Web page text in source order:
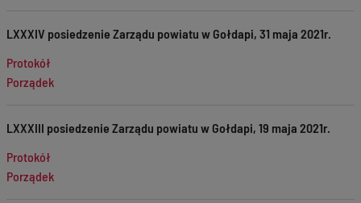
LXXXIV posiedzenie Zarządu powiatu w Gołdapi, 31 maja 2021r.
Protokół
Porządek
LXXXIII posiedzenie Zarządu powiatu w Gołdapi, 19 maja 2021r.
Protokół
Porządek